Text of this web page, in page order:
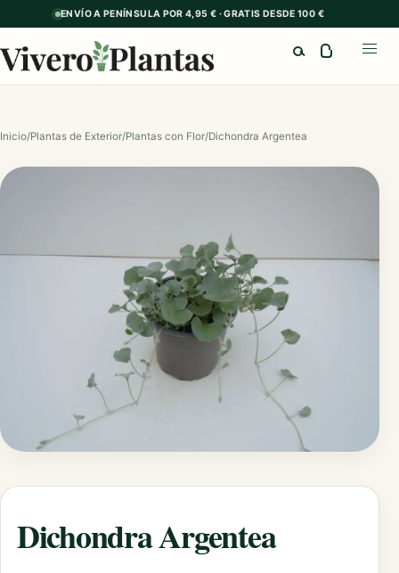
ENVÍO A PENÍNSULA POR 4,95 € · GRATIS DESDE 100 €
Inicio/Plantas de Exterior/Plantas con Flor/Dichondra Argentea
Dichondra Argentea